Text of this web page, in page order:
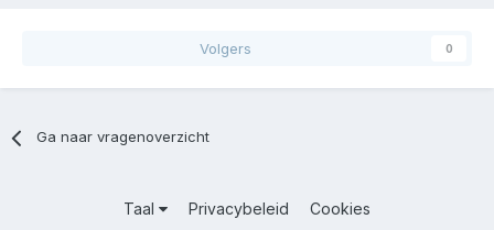
Volgers 0
Ga naar vragenoverzicht
Taal Privacybeleid Cookies